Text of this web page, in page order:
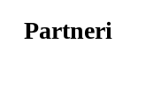
Partneri